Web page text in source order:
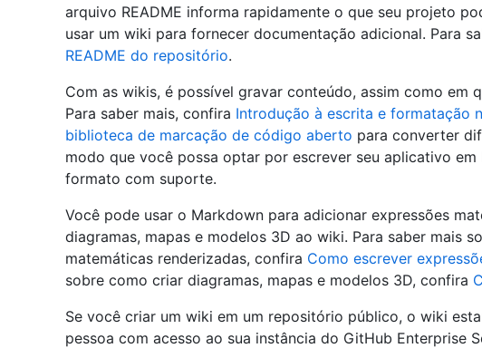
arquivo README informa rapidamente o que seu projeto
usar um wiki para fornecer documentação adicional. Para
README do repositório.
Com as wikis, é possível gravar conteúdo, assim como em
Para saber mais, confira Introdução à escrita e formatação
biblioteca de marcação de código aberto para converter
modo que você possa optar por escrever seu aplicativo
formato com suporte.
Você pode usar o Markdown para adicionar expressões
diagramas, mapas e modelos 3D ao wiki. Para saber mais
matemáticas renderizadas, confira Como escrever
sobre como criar diagramas, mapas e modelos 3D, confira
Se você criar um wiki em um repositório público, o wiki
pessoa com acesso ao sua instância do GitHub Enterprise